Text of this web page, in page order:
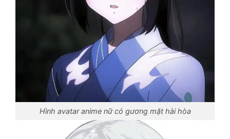
Hình avatar anime nữ có gương mặt hài hòa